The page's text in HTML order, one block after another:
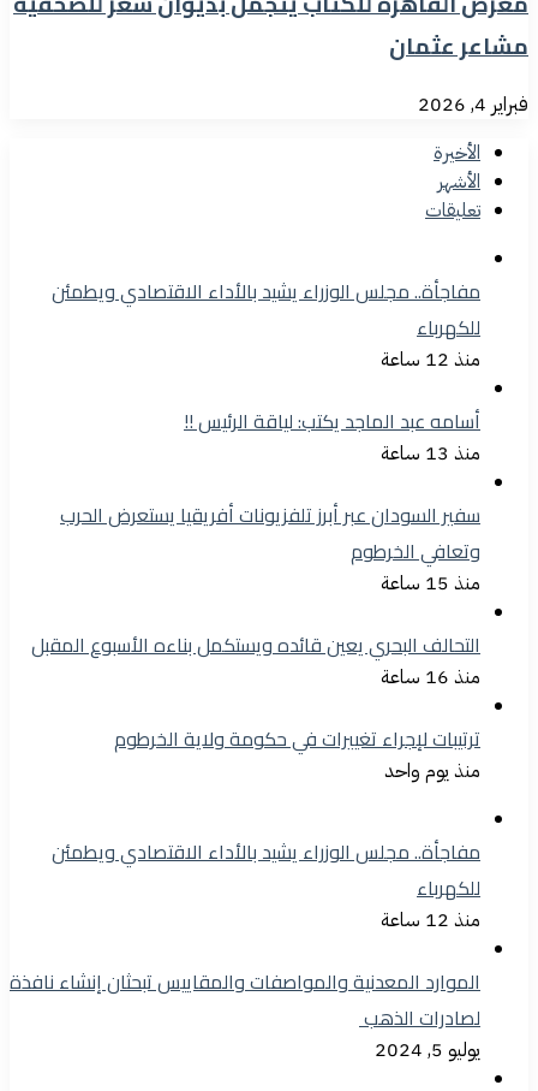
مشاعر عثمان
فبراير 4, 2026
الأخيرة
الأشهر
تعليقات
مفاجأة.. مجلس الوزراء يشيد بالأداء الاقتصادي ويطمئن
للكهرباء
منذ 12 ساعة
أسامه عبد الماجد يكتب: لياقة الرئيس !!
منذ 13 ساعة
سفير السودان عبر أبرز تلفزيونات أفريقيا يستعرض الحرب
وتعافي الخرطوم
منذ 15 ساعة
التحالف البحري يعين قائده ويستكمل بناءه الأسبوع المقبل
منذ 16 ساعة
ترتيبات لإجراء تغييرات في حكومة ولاية الخرطوم
منذ يوم واحد
مفاجأة.. مجلس الوزراء يشيد بالأداء الاقتصادي ويطمئن
للكهرباء
منذ 12 ساعة
الموارد المعدنية والمواصفات والمقاييس تبحثان إنشاء نافذة
لصادرات الذهب
يوليو 5, 2024